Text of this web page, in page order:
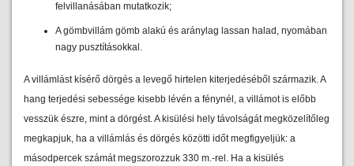
felvillanásában mutatkozik;
A gömbvillám gömb alakú és aránylag lassan halad, nyomában
nagy pusztításokkal.
A villámlást kísérő dörgés a levegő hirtelen kiterjedéséből származik. A
hang terjedési sebessége kisebb lévén a fénynél, a villámot is előbb
vesszük észre, mint a dörgést. A kisülési hely távolságát megközelítőleg
megkapjuk, ha a villámlás és dörgés közötti időt megfigyeljük: a
másodpercek számát megszorozzuk 330 m.-rel. Ha a kisülés